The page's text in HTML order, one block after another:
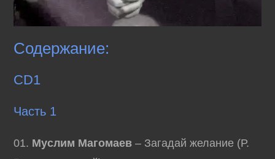
Содержание:
CD1
Часть 1
01. Муслим Магомаев – Загадай желание (Р.